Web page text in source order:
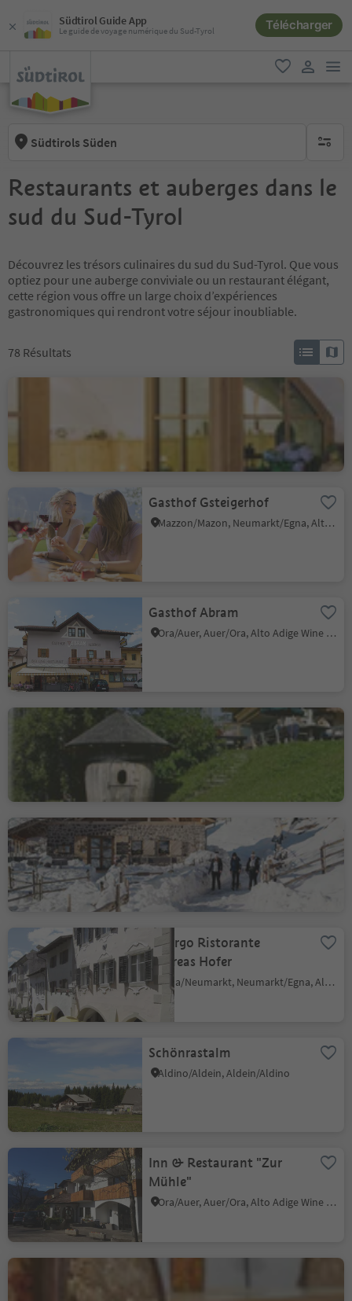
Südtirol Guide App
Le guide de voyage numérique du Sud-Tyrol Télécharger
favori
Südtirols Süden aucun
Restaurants et auberges dans le
sud du Sud-Tyrol
Découvrez les trésors culinaires du sud du Sud-Tyrol. Que vous
optiez pour une auberge conviviale ou un restaurant élégant,
cette région vous offre un large choix d’expériences
gastronomiques qui rendront votre séjour inoubliable.
78 Résultats
Cortina s.s.d.V./Kurtinig, Kurtinig an der Weinstraße/Cortina sulla Strada del Vino, Alto Adige Wine Road
Gasthof Gsteigerhof
Mazzon/Mazon, Neumarkt/Egna, Alto Adige Wine Road
Gasthof Abram
Ora/Auer, Auer/Ora, Alto Adige Wine Road
Gasthof Schmiederalm
Aldino/Aldein, Aldein/Aldino
Cisloner Alm
Trodena/Truden, Truden/Trodena
Albergo Ristorante
Andreas Hofer
Egna/Neumarkt, Neumarkt/Egna, Alto Adige Wine Road
Schönrastalm
Aldino/Aldein, Aldein/Aldino
Inn & Restaurant "Zur
Mühle"
Ora/Auer, Auer/Ora, Alto Adige Wine Road
Bar Vaja